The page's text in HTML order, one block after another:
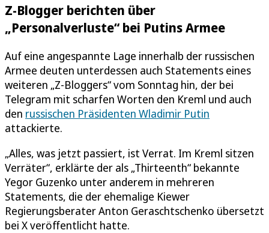
Z-Blogger berichten über
„Personalverluste“ bei Putins Armee
Auf eine angespannte Lage innerhalb der russischen
Armee deuten unterdessen auch Statements eines
weiteren „Z-Bloggers“ vom Sonntag hin, der bei
Telegram mit scharfen Worten den Kreml und auch
den russischen Präsidenten Wladimir Putin
attackierte.
„Alles, was jetzt passiert, ist Verrat. Im Kreml sitzen
Verräter“, erklärte der als „Thirteenth“ bekannte
Yegor Guzenko unter anderem in mehreren
Statements, die der ehemalige Kiewer
Regierungsberater Anton Geraschtschenko übersetzt
bei X veröffentlicht hatte.